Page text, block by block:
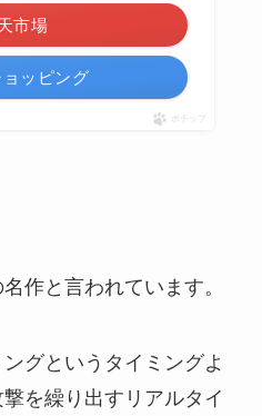
市場
ッピング
ポチップ
作と言われています。
グというタイミングよ
を繰り出すリアルタイ